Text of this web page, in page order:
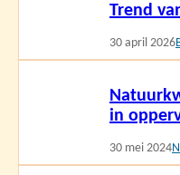
Trend
30 april 2026
in
30 mei 2024